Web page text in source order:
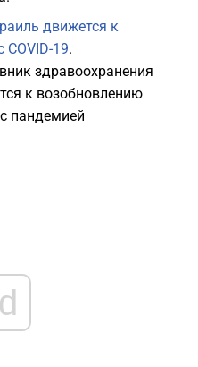
движется к
COVID-19.
здравоохранения
к возобновлению
пандемией